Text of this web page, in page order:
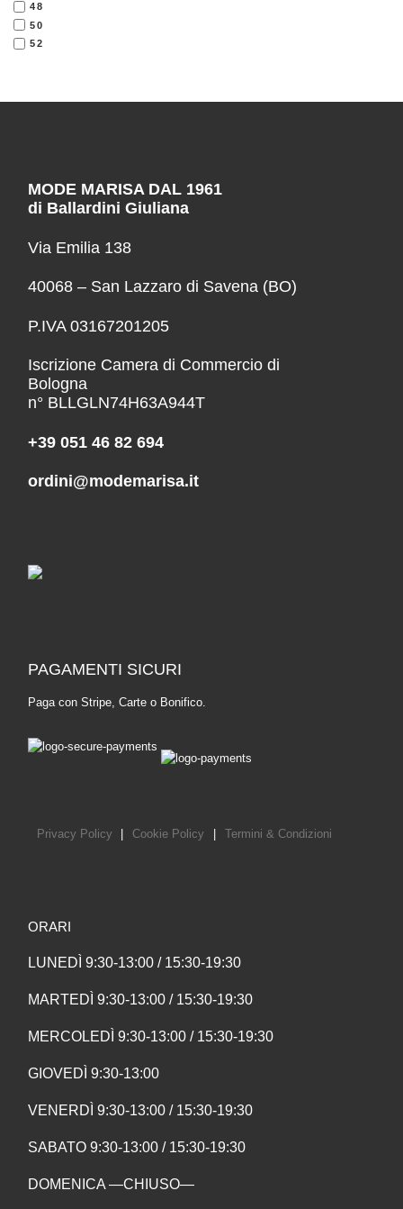
48
50
52
MODE MARISA DAL 1961
di Ballardini Giuliana
Via Emilia 138
40068 – San Lazzaro di Savena (BO)
P.IVA 03167201205
Iscrizione Camera di Commercio di
Bologna
n° BLLGLN74H63A944T
+39 051 46 82 694
ordini@modemarisa.it
PAGAMENTI SICURI
Paga con Stripe, Carte o Bonifico.
Privacy Policy Cookie Policy Termini & Condizioni
ORARI
LUNEDÌ 9:30-13:00 / 15:30-19:30
MARTEDÌ 9:30-13:00 / 15:30-19:30
MERCOLEDÌ 9:30-13:00 / 15:30-19:30
GIOVEDÌ 9:30-13:00
VENERDÌ 9:30-13:00 / 15:30-19:30
SABATO 9:30-13:00 / 15:30-19:30
DOMENICA —CHIUSO—